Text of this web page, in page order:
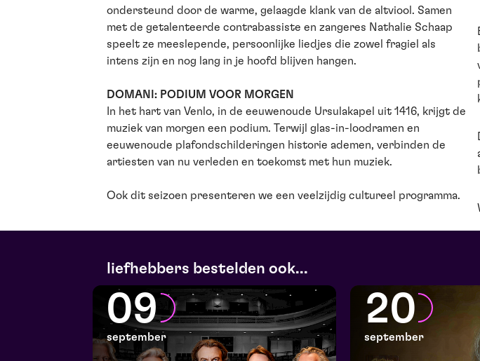
ondersteund door de warme, gelaagde klank van de altviool. Samen
met de getalenteerde contrabassiste en zangeres Nathalie Schaap
speelt ze meeslepende, persoonlijke liedjes die zowel fragiel als
intens zijn en nog lang in je hoofd blijven hangen.
DOMANI: PODIUM VOOR MORGEN
In het hart van Venlo, in de eeuwenoude Ursulakapel uit 1416, krijgt de
muziek van morgen een podium. Terwijl glas-in-loodramen en
eeuwenoude plafondschilderingen historie ademen, verbinden de
artiesten van nu verleden en toekomst met hun muziek.
Ook dit seizoen presenteren we een veelzijdig cultureel programma.
liefhebbers bestelden ook...
09
september
20
september